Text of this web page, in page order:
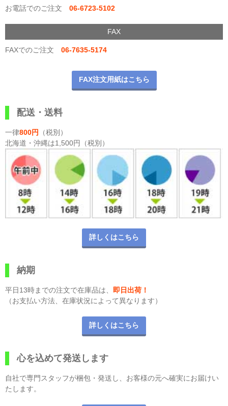
お電話でのご注文 06-6723-5102
FAX
FAXでのご注文 06-7635-5174
FAX注文用紙はこちら
配送・送料
一律800円
（税別）
北海道・沖縄は1,500円（税別）
詳しくはこちら
納期
平日13時までの注文で在庫品は、 即日出荷！
（お支払い方法、在庫状況によって異なります）
詳しくはこちら
心を込めて発送します
自社で専門スタッフが梱包・発送し、お客様の元へ確実にお届けい
たします。